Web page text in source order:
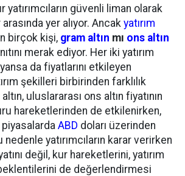
yatırımcıların güvenli liman olarak
yer alıyor. Ancak yatırım
birçok kişi, gram altın mı ons altın
merak ediyor. Her iki yatırım
da fiyatlarını etkileyen
şekilleri birbirinden farklılık
uluslararası ons altın fiyatının
hareketlerinden de etkilenirken,
ABD doları üzerinden
yatırımcıların karar verirken
değil, kur hareketlerini, yatırım
de değerlendirmesi